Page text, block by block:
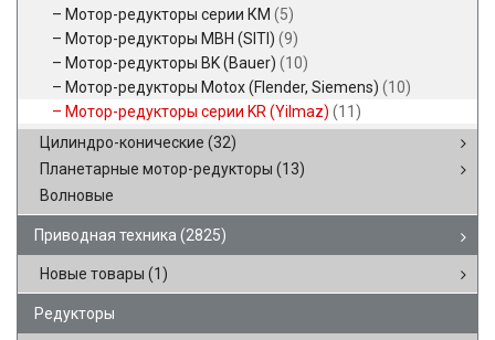
Мотор-редукторы серии КМ (5)
Мотор-редукторы MBH (SITI) (9)
Мотор-редукторы BK (Bauer) (10)
Мотор-редукторы Motox (Flender, Siemens) (10)
Мотор-редукторы серии KR (Yilmaz) (11)
Цилиндро-конические (32)
Планетарные мотор-редукторы (13)
Волновые
Приводная техника (2825)
Новые товары (1)
Редукторы